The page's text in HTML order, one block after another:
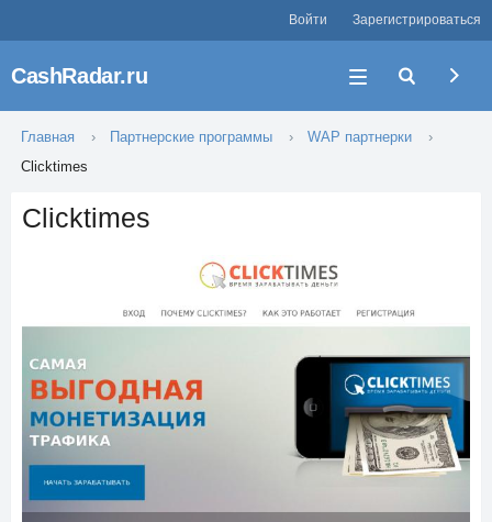
Войти Зарегистрироваться
CashRadar.ru
Главная Партнерские программы
WAP партнерки
Clicktimes
Clicktimes